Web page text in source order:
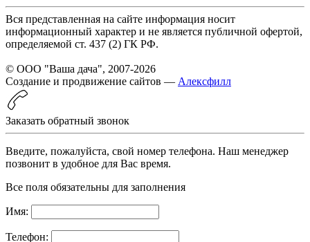
Вся представленная на сайте информация носит
информационный характер и не является публичной офертой,
определяемой ст. 437 (2) ГК РФ.
© ООО "Ваша дача", 2007-2026
Создание и продвижение сайтов — Алексфилл
Заказать обратный звонок
Введите, пожалуйста, свой номер телефона. Наш менеджер
позвонит в удобное для Вас время.
Все поля обязательны для заполнения
Имя:
Телефон: